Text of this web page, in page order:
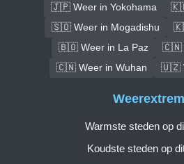
🇯🇵 Weer in Yokohama
🇸🇴 Weer in Mogadishu
🇧🇴 Weer in La Paz
🇨🇳
🇨🇳 Weer in Wuhan
🇺🇿
Warmste steden op
Koudste steden op